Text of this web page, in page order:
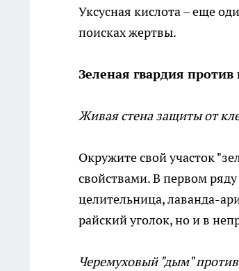
Уксусная кислота – еще
поисках жертвы.
Зеленая гвардия
Живая стена защиты от
Окружите свой участок
свойствами. В первом
целительница, лаванда-
райский уголок, но и в
Черемуховый "дым"